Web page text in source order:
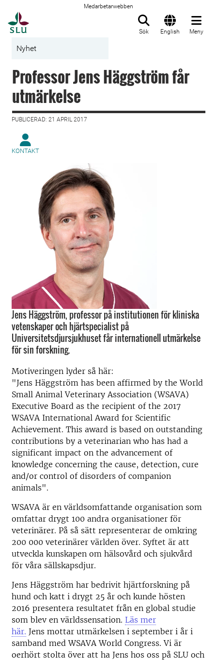
Medarbetarwebben
Sök English Meny
Nyhet
Professor Jens Häggström får
utmärkelse
PUBLICERAD: 21 APRIL 2017
KONTAKT
Jens Häggström, professor på institutionen för kliniska
vetenskaper och hjärtspecialist på
Universitetsdjursjukhuset får internationell utmärkelse
för sin forskning.
Motiveringen lyder så här:
"Jens Häggström has been affirmed by the World
Small Animal Veterinary Association (WSAVA)
Executive Board as the recipient of the 2017
WSAVA International Award for Scientific
Achievement. This award is based on outstanding
contributions by a veterinarian who has had a
significant impact on the advancement of
knowledge concerning the cause, detection, cure
and/or control of disorders of companion
animals".
WSAVA är en världsomfattande organisation som
omfattar drygt 100 andra organisationer för
veterinärer. På så sätt representerar de omkring
200 000 veterinärer världen över. Syftet är att
utveckla kunskapen om hälsovård och sjukvård
för våra sällskapsdjur.
Jens Häggström har bedrivit hjärtforskning på
hund och katt i drygt 25 år och kunde hösten
2016 presentera resultatet från en global studie
som blev en världssensation. Läs mer
här. Jens mottar utmärkelsen i september i år i
samband med WSAVA World Congress. Vi är
oerhört stolta över att ha Jens hos oss på SLU och